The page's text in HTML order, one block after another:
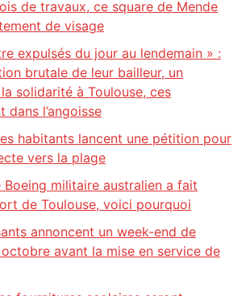
de travaux, ce square de Mende
de visage
expulsés du jour au lendemain » :
brutale de leur bailleur, un
solidarité à Toulouse, ces
dans l’angoisse
habitants lancent une pétition pour
vers la plage
Boeing militaire australien a fait
de Toulouse, voici pourquoi
annoncent un week-end de
avant la mise en service de